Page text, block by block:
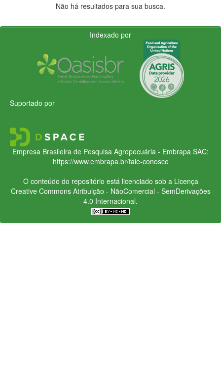
Não há resultados para sua busca.
Indexado por
Suportado por
Empresa Brasileira de Pesquisa Agropecuária - Embrapa SAC:
https://www.embrapa.br/fale-conosco
O conteúdo do repositório está licenciado sob a Licença
Creative CommonsAtribuição - NãoComercial - SemDerivações
4.0 Internacional.